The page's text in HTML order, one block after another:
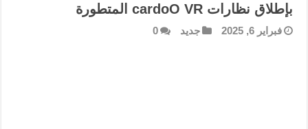
بإطلاق نظارات cardoO VR المتطورة
فبراير 6, 2025 جديد 0